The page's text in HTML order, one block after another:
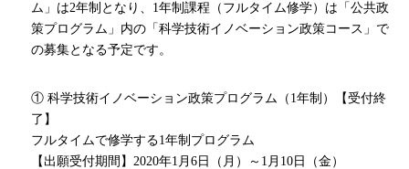
ム」は2年制となり、1年制課程（フルタイム修学）は「公共政
策プログラム」内の「科学技術イノベーション政策コース」で
の募集となる予定です。
① 科学技術イノベーション政策プログラム（1年制）【受付終
了】
フルタイムで修学する1年制プログラム
【出願受付期間】2020年1月6日（月）～1月10日（金）